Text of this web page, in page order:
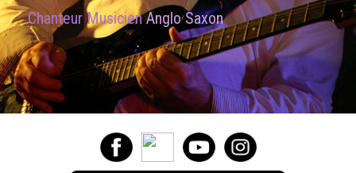
Chanteur MusicienAnglo Saxon